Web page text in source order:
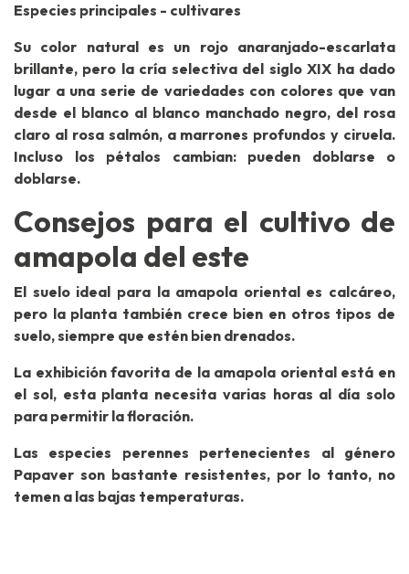
Especies principales - cultivares
Su color natural es un rojo anaranjado-escarlata
brillante, pero la cría selectiva del siglo XIX ha dado
lugar a una serie de variedades con colores que van
desde el blanco al blanco manchado negro, del rosa
claro al rosa salmón, a marrones profundos y ciruela.
Incluso los pétalos cambian: pueden doblarse o
doblarse.
Consejos para el cultivo de
amapola del este
El suelo ideal para la amapola oriental es calcáreo,
pero la planta también crece bien en otros tipos de
suelo, siempre que estén bien drenados.
La exhibición favorita de la amapola oriental está en
el sol, esta planta necesita varias horas al día solo
para permitir la floración.
Las especies perennes pertenecientes al género
Papaver son bastante resistentes, por lo tanto, no
temen a las bajas temperaturas.